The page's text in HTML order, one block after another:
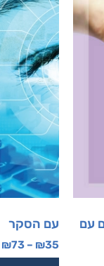
עם
עם הסקר
₪35
–
₪73